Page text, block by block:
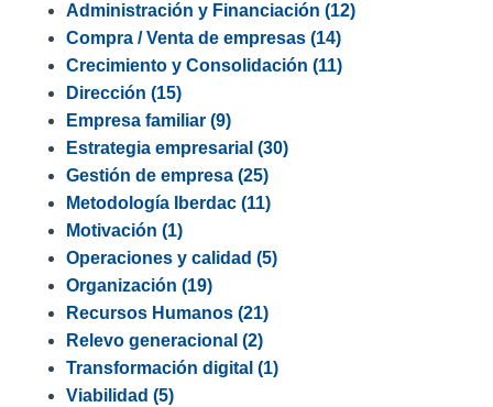
Administración y Financiación (12)
Compra / Venta de empresas (14)
Crecimiento y Consolidación (11)
Dirección (15)
Empresa familiar (9)
Estrategia empresarial (30)
Gestión de empresa (25)
Metodología Iberdac (11)
Motivación (1)
Operaciones y calidad (5)
Organización (19)
Recursos Humanos (21)
Relevo generacional (2)
Transformación digital (1)
Viabilidad (5)